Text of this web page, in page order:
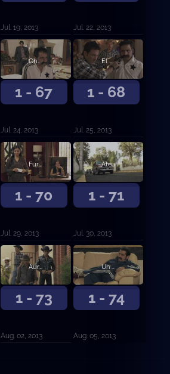
Jul. 19, 2013 Jul. 22, 2013
1 - 67
Chacorta y sus hombres asesinan a Colmenares
Jul. 24, 2013
1 - 68
El Cabo es amenazado de muerte
Jul. 25, 2013
1 - 70
Furioso en la mira
Jul. 29, 2013
1 - 71
Atentan contra Aurelio Casillas y su familia
Jul. 30, 2013
1 - 73
Aurelio Casillas planea su venganza contra sus enemigos
Aug. 02, 2013
1 - 74
Un nuevo Rostro
Aug. 05, 2013